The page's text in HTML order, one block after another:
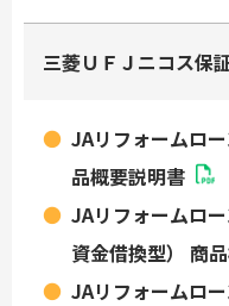
三菱ＵＦＪニコス保
JAリフォームロ
品概要説明書
JAリフォームロ
資金借換型） 商
JAリフォームロ